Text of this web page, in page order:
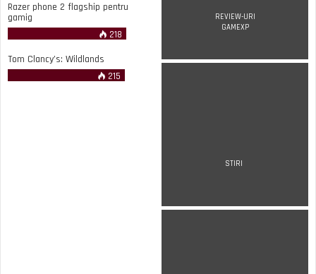
Razer phone 2 flagship pentru
gamig
218
Tom Clancy’s: Wildlands
215
REVIEW-URI
GAMEXP
STIRI